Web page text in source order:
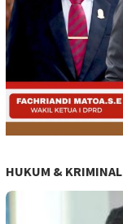
HUKUM & KRIMINAL